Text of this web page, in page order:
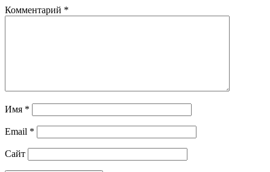
Комментарий *
Имя *
Email *
Сайт